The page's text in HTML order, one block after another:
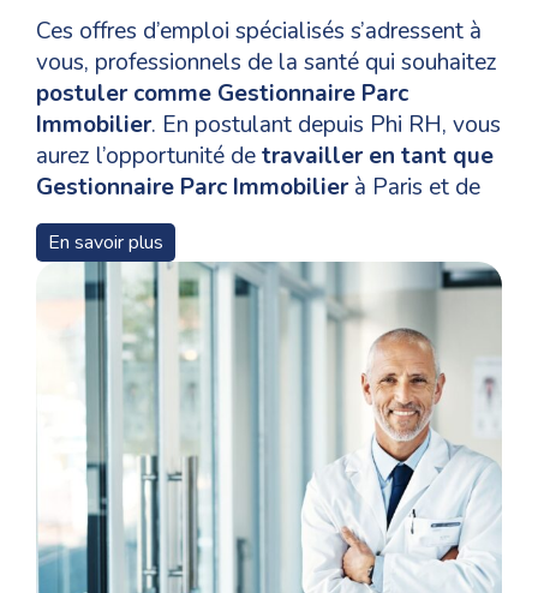
Ces offres d’emploi spécialisés s’adressent à
vous, professionnels de la santé qui souhaitez
postuler comme Gestionnaire Parc
Immobilier. En postulant depuis Phi RH, vous
aurez l’opportunité detravailler en tant que
Gestionnaire Parc Immobilier à Paris et de
vous épanouir dans votre domaine de
compétences.
Pour un recrutement en tant que
Gestionnaire Parc Immobilierà Paris 18e
arrondissement, les niveaux de formation, les
qualifications et les compétences nécessaires
pour les candidats varient en fonction des
postes et Phi RH vous accompagne tout au
long de votre parcours de votre candidature à
l’annonce jusqu’à votre prise de poste..
En savoir plus